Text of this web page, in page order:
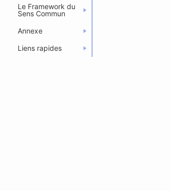
Le Framework du
Sens Commun
Annexe
Liens rapides